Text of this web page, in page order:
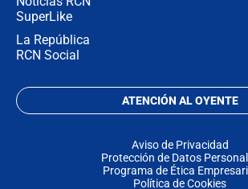
SuperLike
La República
RCN Social
ATENCIÓN AL OYENTE
Aviso de Privacidad
Protección de Datos
Programa de Ética
Política de Cookies